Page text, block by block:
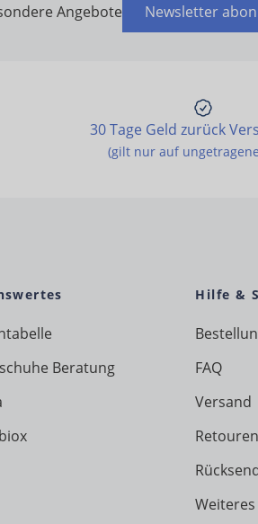
Angebote Newsletter
30 Tage Geld zurück
(gilt nur auf
Beratung
Hilfe &
FAQ
Versand
Weiteres